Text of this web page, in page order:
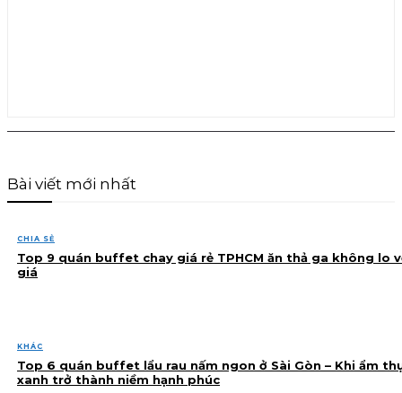
Bài viết mới nhất
CHIA SẺ
Top 9 quán buffet chay giá rẻ TPHCM ăn thả ga không lo
giá
KHÁC
Top 6 quán buffet lẩu rau nấm ngon ở Sài Gòn – Khi ẩm
xanh trở thành niềm hạnh phúc